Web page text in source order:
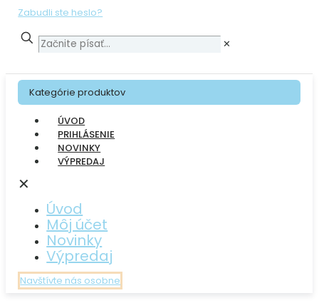
Zabudli ste heslo?
✕
Kategórie produktov
ÚVOD
PRIHLÁSENIE
NOVINKY
VÝPREDAJ
✕
Úvod
Môj účet
Novinky
Výpredaj
Navštívte nás osobne